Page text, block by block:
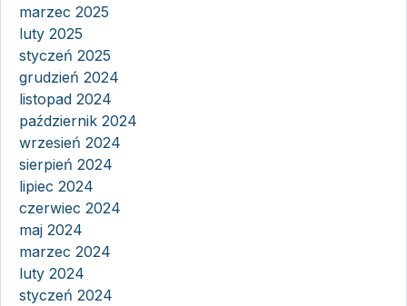
marzec 2025
luty 2025
styczeń 2025
grudzień 2024
listopad 2024
październik 2024
wrzesień 2024
sierpień 2024
lipiec 2024
czerwiec 2024
maj 2024
marzec 2024
luty 2024
styczeń 2024